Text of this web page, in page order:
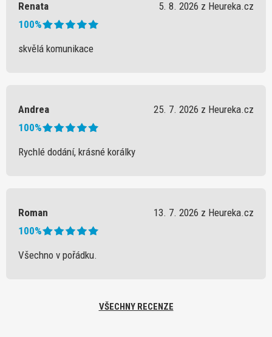
Renata
5. 8. 2026 z Heureka.cz
100%
skvělá komunikace
Andrea
25. 7. 2026 z Heureka.cz
100%
Rychlé dodání, krásné korálky
Roman
13. 7. 2026 z Heureka.cz
100%
Všechno v pořádku.
VŠECHNY RECENZE